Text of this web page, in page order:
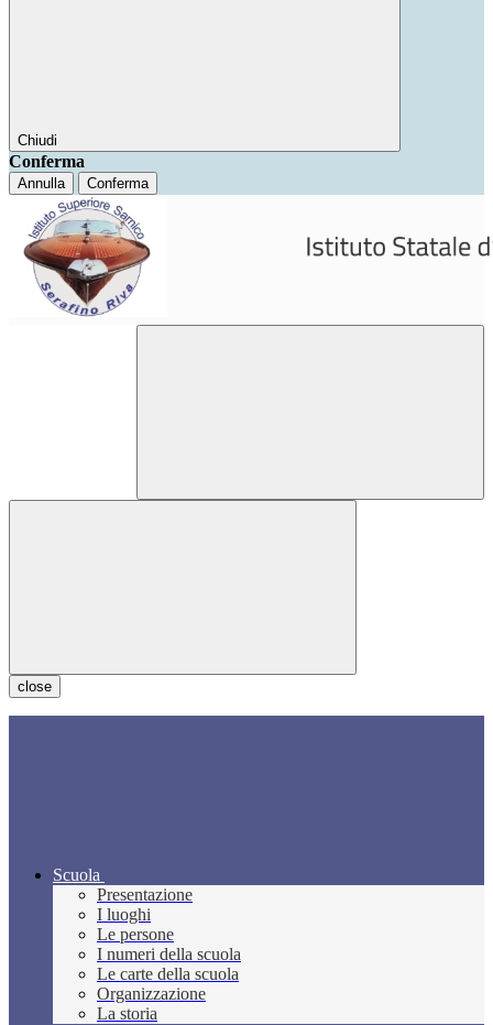
Chiudi
Conferma
Annulla Conferma
close
Scuola
Presentazione
I luoghi
Le persone
I numeri della scuola
Le carte della scuola
Organizzazione
La storia